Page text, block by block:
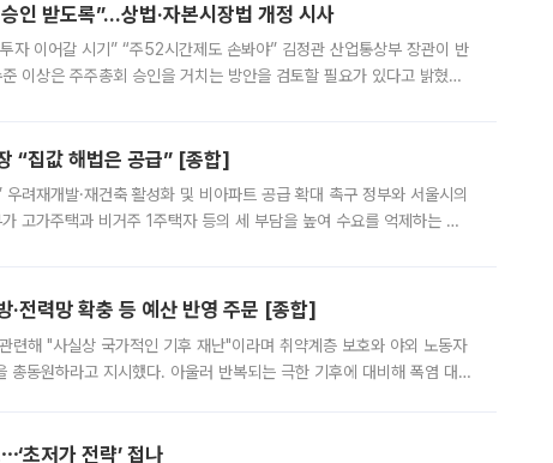
인 받도록”…상법·자본시장법 개정 시사
자 이어갈 시기” “주52시간제도 손봐야” 김정관 산업통상부 장관이 반
이상은 주주총회 승인을 거치는 방안을 검토할 필요가 있다고 밝혔다.
“집값 해법은 공급” [종합]
려재개발·재건축 활성화 및 비아파트 공급 확대 촉구 정부와 서울시의
고가주택과 비거주 1주택자 등의 세 부담을 높여 수요를 억제하는 카
전력망 확충 등 예산 반영 주문 [종합]
련해 "사실상 국가적인 기후 재난"이라며 취약계층 보호와 야외 노동자
총동원하라고 지시했다. 아울러 반복되는 극한 기후에 대비해 폭염 대응
초저가 전략’ 접나